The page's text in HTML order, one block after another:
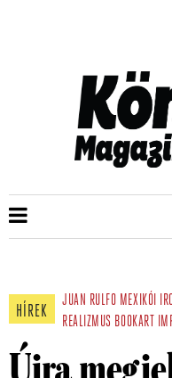
HÍREK
JUAN RULFO MEXIKÓI
REALIZMUS BOOKART